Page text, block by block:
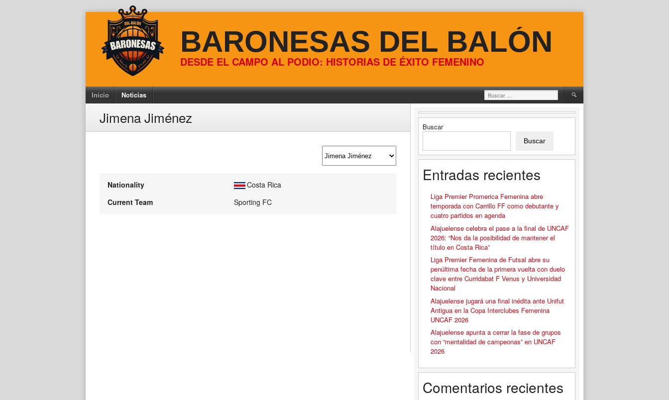
BARONESAS DEL BALÓN
DESDE EL CAMPO AL PODIO: HISTORIAS DE ÉXITO FEMENINO
Inicio Noticias Buscar:
Jimena Jiménez
Nationality
Costa Rica
Current Team
Sporting FC
Buscar
Buscar
Entradas recientes
Liga Premier Promerica Femenina abre
temporada con Carrillo FF como debutante y
cuatro partidos en agenda
Alajuelense celebra el pase a la final de UNCAF
2026: “Nos da la posibilidad de mantener el
título en Costa Rica”
Liga Premier Femenina de Futsal abre su
penúltima fecha de la primera vuelta con duelo
clave entre Curridabat F Venus y Universidad
Nacional
Alajuelense jugará una final inédita ante Unifut
Antigua en la Copa Interclubes Femenina
UNCAF 2026
Alajuelense apunta a cerrar la fase de grupos
con “mentalidad de campeonas” en UNCAF
2026
Comentarios recientes